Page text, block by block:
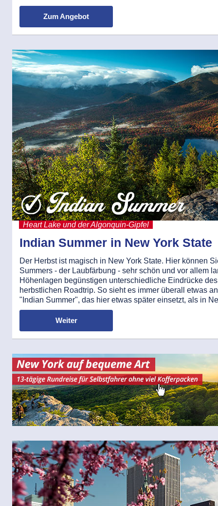
Zum Angebot
Heart Lake und der Algonquin-Gipfel
Indian Summer in New York State
Der Herbst ist magisch in New York State. Hier können
Summers - der Laubfärbung - sehr schön und vor allem
Höhenlagen begünstigen unterschiedliche Eindrücke
herbstlichen Roadtrip. So sieht es immer überall etwas
"Indian Summer", das hier etwas später einsetzt, als in
Weiter